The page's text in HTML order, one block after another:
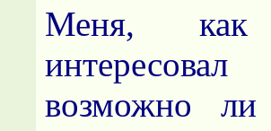
Меня, как
возможно ли